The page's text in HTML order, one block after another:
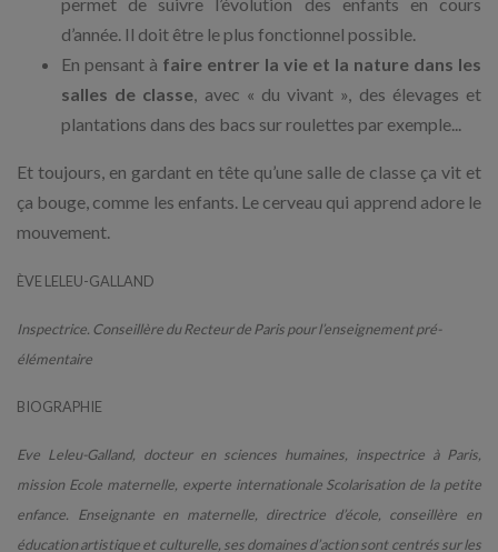
d’année. Il doit être le plus fonctionnel possible.
En pensant à faire entrer la vie et la nature dans les
salles de classe, avec « du vivant », des élevages et
plantations dans des bacs sur roulettes par exemple...
Et toujours, en gardant en tête qu’une salle de classe ça vit et
ça bouge, comme les enfants. Le cerveau qui apprend adore le
mouvement.
ÈVE LELEU-GALLAND
Inspectrice. Conseillère du Recteur de Paris pour l’enseignement pré-
élémentaire
BIOGRAPHIE
Eve Leleu-Galland, docteur en sciences humaines, inspectrice à Paris,
mission Ecole maternelle, experte internationale Scolarisation de la petite
enfance. Enseignante en maternelle, directrice d’école, conseillère en
éducation artistique et culturelle, ses domaines d’action sont centrés sur les